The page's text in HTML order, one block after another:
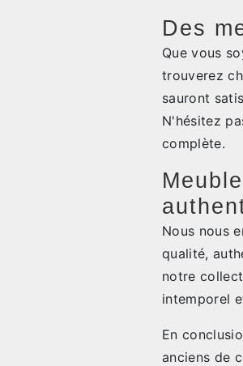
Des
Que vous
trouverez
sauront
N'hésitez
complète.
Nous nous
qualité,
notre
intemporel
En
anciens de